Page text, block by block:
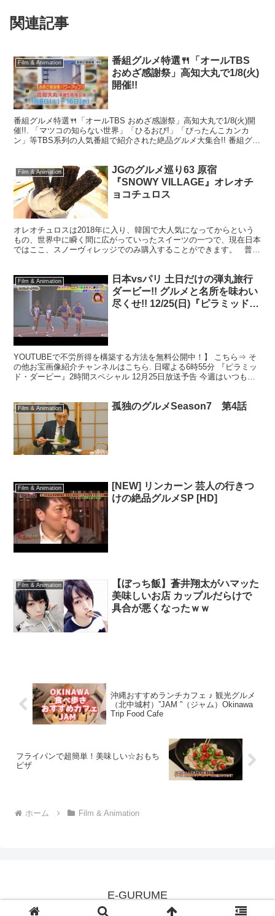
関連記事
Film & Animation
番組グルメ特選🍴「オールTBS
おめざ感謝祭」高知大丸で1/8(火)
開催!!
番組グルメ特選🍴「オールTBS おめざ感謝祭」高知大丸で1/8(火)開
催!!. 「マツコの知らない世界」「ひるおび!」「ぴったんこカンカ
ン」等TBS系列の人気番組で紹介された絶品グルメ大集合!! 番組グル
Film & Animation
JGのグルメ巡り63 原宿
『SNOWY VILLAGE』オレオチ
ョコチュロス
オレオチュロスは2018年に入り、韓国で大人気になってからという
もの、世界中に瞬く間に広がっていったスイーツの一つで、現在日本
ではここ、スノーヴィレッジでのみ購入することができます。 普通
Film & Animation
日本vsパリ 土日だけの弾丸旅行
ダービー!! グルメと名所を味わい
尽くせ!! 12/25(日)『ピラミッド・
YOUTUBEで不労所得を構築する方法を無料公開中！】 こちら⇒ そ
の他お宝画像紹介チャンネルはこちら. 日曜よる6時55分 『ピラミッ
ド・ダービー』2時間スペシャル 12月25日放送予告 今週はいつもの
Film & Animation 孤独のグルメSeason7 第4話
Film & Animation
[NEW] リンカーン 芸人の行きつ
けの絶品グルメSP [HD]
Film & Animation
【ぼっち飯】蒼井翔太がハマッた
美味しいお店 カップルだらけで
具合が悪くなったｗｗ
沖縄おすすめランチカフェ ♪ 観光グルメ
（北中城村）”JAM ”（ジャム）Okinawa
Trip Food Cafe
フライパンで超簡単！美味しい☆おもち
ピザ
ホーム Film & Animation
E-GURUME
© 2008 E-GURUME.